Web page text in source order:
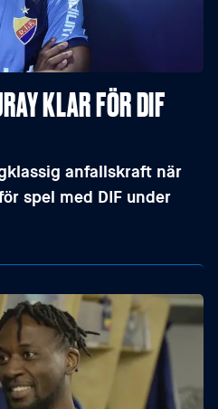
KLAR FÖR DIF
anfallskraft när
spel med DIF under